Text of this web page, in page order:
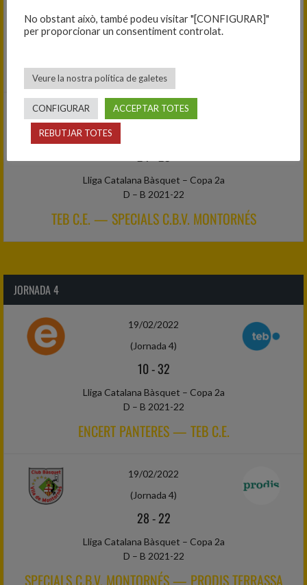
Lliga Catalana Bàsquet – Copa 2a
C.E. EL VILAR-C.B. BLANES — ENCERT PANTERES
12/02/2022
Lliga Catalana Bàsquet – Copa 2a
D – B 2021-22
TEB C.E. — SPECIALS C.B.V. MONTORNÉS
JORNADA 4
19/02/2022
(Jornada 4)
10-32
Lliga Catalana Bàsquet – Copa 2a
D – B 2021-22
ENCERT PANTERES — TEB C.E.
19/02/2022
(Jornada 4)
28-22
Lliga Catalana Bàsquet – Copa 2a
D – B 2021-22
SPECIALS C.B.V. MONTORNÉS — PRODIS TERRASSA
No obstant això, també podeu visitar "[CONFIGURAR]"
per proporcionar un consentiment controlat.
Veure la nostra política de galetes
CONFIGURAR ACCEPTAR TOTES
REBUTJAR TOTES